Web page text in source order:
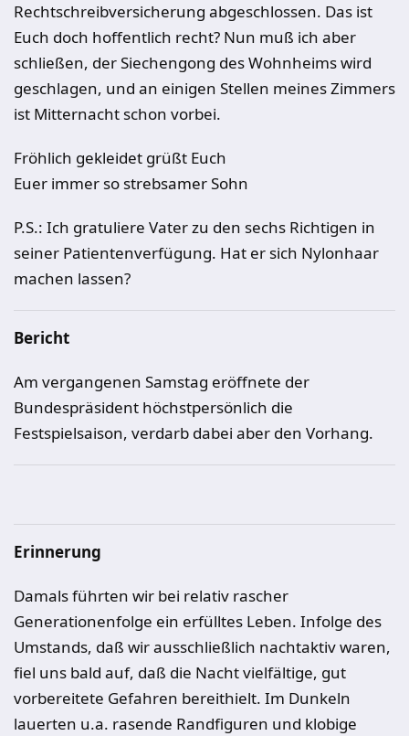
Rechtschreibversicherung abgeschlossen. Das ist
Euch doch hoffentlich recht? Nun muß ich aber
schließen, der Siechengong des Wohnheims wird
geschlagen, und an einigen Stellen meines Zimmers
ist Mitternacht schon vorbei.
Fröhlich gekleidet grüßt Euch
Euer immer so strebsamer Sohn
P.S.: Ich gratuliere Vater zu den sechs Richtigen in
seiner Patientenverfügung. Hat er sich Nylonhaar
machen lassen?
Bericht
Am vergangenen Samstag eröffnete der
Bundespräsident höchstpersönlich die
Festspielsaison, verdarb dabei aber den Vorhang.
Erinnerung
Damals führten wir bei relativ rascher
Generationenfolge ein erfülltes Leben. Infolge des
Umstands, daß wir ausschließlich nachtaktiv waren,
fiel uns bald auf, daß die Nacht vielfältige, gut
vorbereitete Gefahren bereithielt. Im Dunkeln
lauerten u.a. rasende Randfiguren und klobige